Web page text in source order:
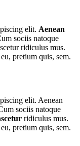
elit. Aenean
sociis natoque
ridiculus mus.
pretium quis, sem.
elit. Aenean
sociis natoque
ridiculus mus.
pretium quis, sem.